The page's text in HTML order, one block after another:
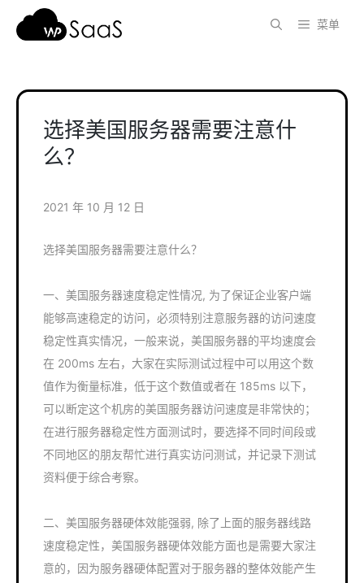
菜单
选择美国服务器需要注意什
么？
2021 年 10 月 12 日
选择美国服务器需要注意什么？
一、美国服务器速度稳定性情况, 为了保证企业客户端
能够高速稳定的访问，必须特别注意服务器的访问速度
稳定性真实情况，一般来说，美国服务器的平均速度会
在 200ms 左右，大家在实际测试过程中可以用这个数
值作为衡量标准，低于这个数值或者在 185ms 以下，
可以断定这个机房的美国服务器访问速度是非常快的；
在进行服务器稳定性方面测试时，要选择不同时间段或
不同地区的朋友帮忙进行真实访问测试，并记录下测试
资料便于综合考察。
二、美国服务器硬体效能强弱, 除了上面的服务器线路
速度稳定性，美国服务器硬体效能方面也是需要大家注
意的，因为服务器硬体配置对于服务器的整体效能产生